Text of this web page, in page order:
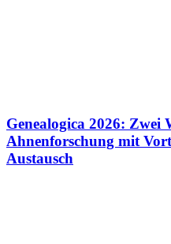
Genealogica 2026: Zwei
Ahnenforschung mit
Austausch